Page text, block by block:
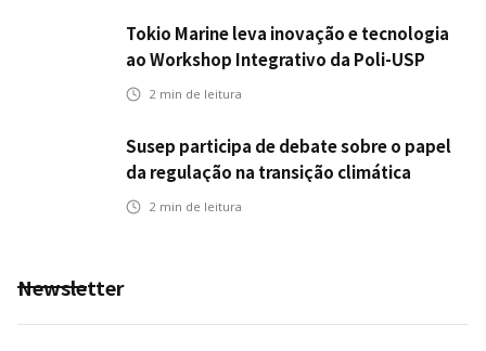
Tokio Marine leva inovação e tecnologia
ao Workshop Integrativo da Poli-USP
2 min de leitura
Susep participa de debate sobre o papel
da regulação na transição climática
2 min de leitura
Newsletter